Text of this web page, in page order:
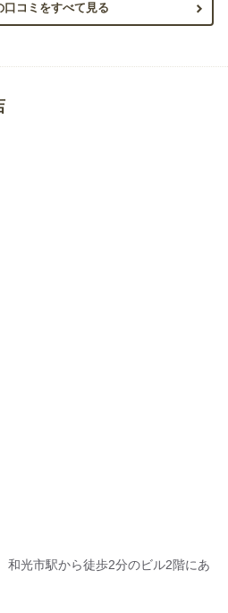
口コミをすべて見る
和光市駅から徒歩2分のビル2階にあ